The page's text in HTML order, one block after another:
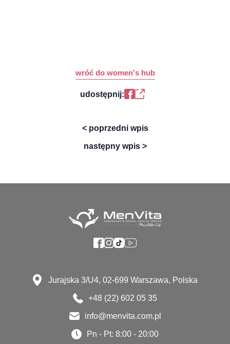
wróć do women's hub
udostępnij:
< poprzedni wpis
następny wpis >
Jurajska 3/U4, 02-699 Warszawa, Polska
+48 (22) 602 05 35
info@menvita.com.pl
Pn - Pt: 8:00 - 20:00